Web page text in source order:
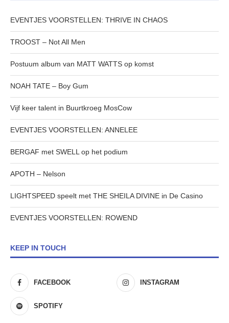
EVENTJES VOORSTELLEN: THRIVE IN CHAOS
TROOST – Not All Men
Postuum album van MATT WATTS op komst
NOAH TATE – Boy Gum
Vijf keer talent in Buurtkroeg MosCow
EVENTJES VOORSTELLEN: ANNELEE
BERGAF met SWELL op het podium
APOTH – Nelson
LIGHTSPEED speelt met THE SHEILA DIVINE in De Casino
EVENTJES VOORSTELLEN: ROWEND
KEEP IN TOUCH
FACEBOOK INSTAGRAM
SPOTIFY